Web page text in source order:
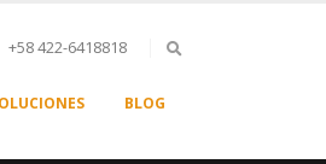
+58 422-6418818
BLOG